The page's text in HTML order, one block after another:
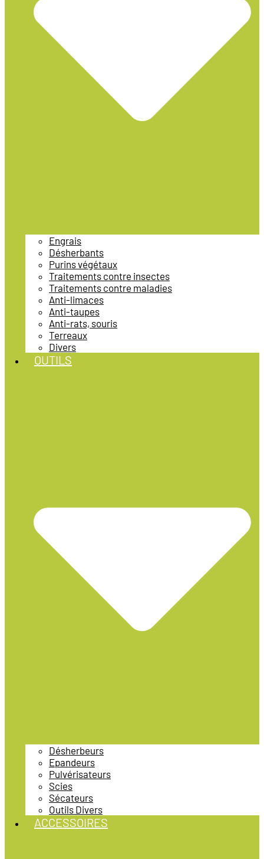
Engrais
Désherbants
Purins végétaux
Traitements contre insectes
Traitements contre maladies
Anti-limaces
Anti-taupes
Anti-rats, souris
Terreaux
Divers
OUTILS
Désherbeurs
Epandeurs
Pulvérisateurs
Scies
Sécateurs
Outils Divers
ACCESSOIRES